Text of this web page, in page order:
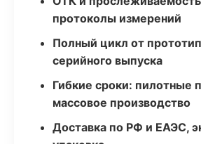
протоколы измерений
Полный цикл от
серийного выпуска
Гибкие сроки: пилотные
массовое производство
Доставка по РФ и ЕАЭС,